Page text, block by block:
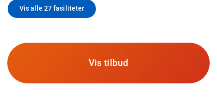
Vis alle 27 fasiliteter
Vis tilbud